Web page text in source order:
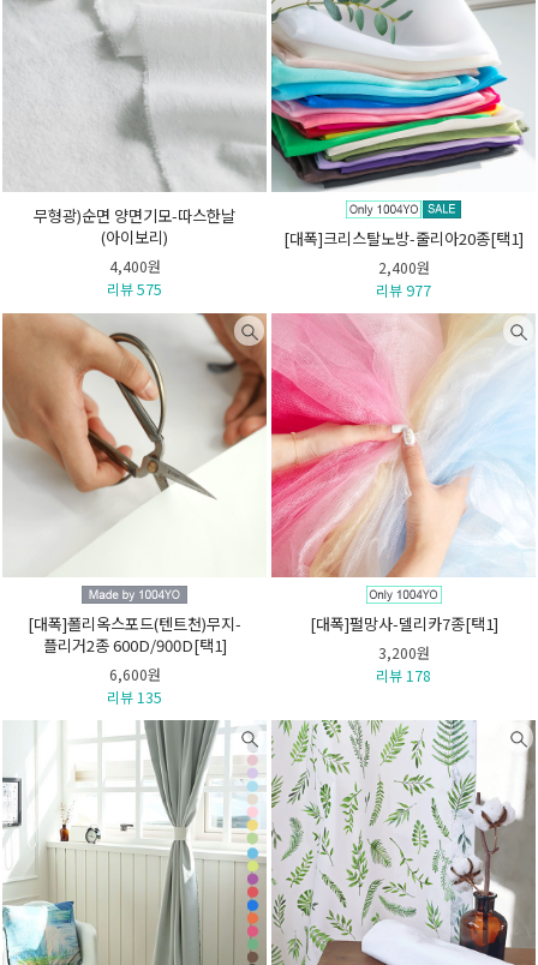
무형광)순면 양면기모-따스한날
(아이보리)
4,400원
리뷰 575
[대폭]크리스탈노방-줄리아20종[택1]
2,400원
리뷰 977
[대폭]폴리옥스포드(텐트천)무지-
플리거2종 600D/900D[택1]
6,600원
리뷰 135
[대폭]펄망사-델리카7종[택1]
3,200원
리뷰 178